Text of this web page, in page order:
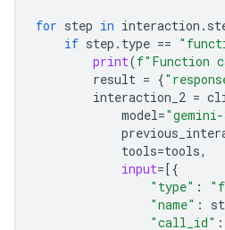
for step in interaction .
if step . type ==
print(f"Function
result = {
interaction_2 =
model=
tools=tools,
input= [{
"type" :
"name" :
"call_id" :